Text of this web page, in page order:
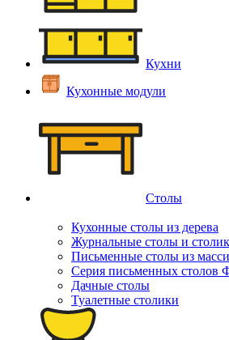
Кухни
Кухонные модули
Столы
Кухонные столы из дерева
Журнальные столы и
Письменные столы из
Серия письменных столов
Дачные столы
Туалетные столики